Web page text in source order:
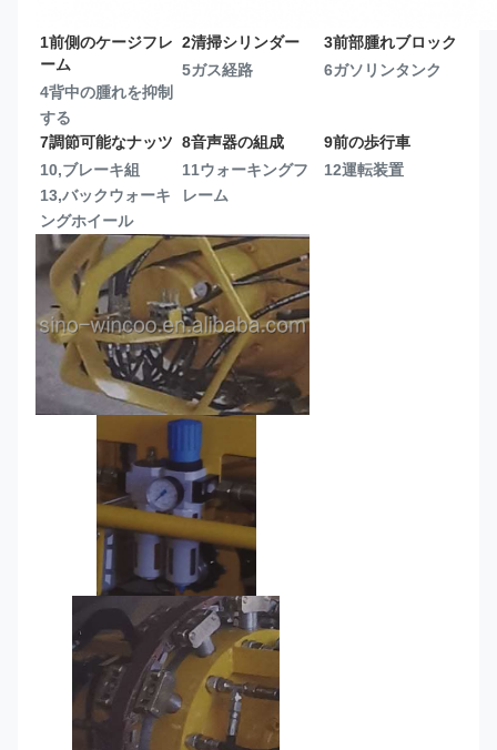
1前側のケージフレ
ーム
4背中の腫れを抑制
する
2清掃シリンダー
5ガス経路
3前部腫れブロック
6ガソリンタンク
7調節可能なナッツ
10,ブレーキ組
13,バックウォーキ
ングホイール
8音声器の組成
11ウォーキングフ
レーム
9前の歩行車
12運転装置